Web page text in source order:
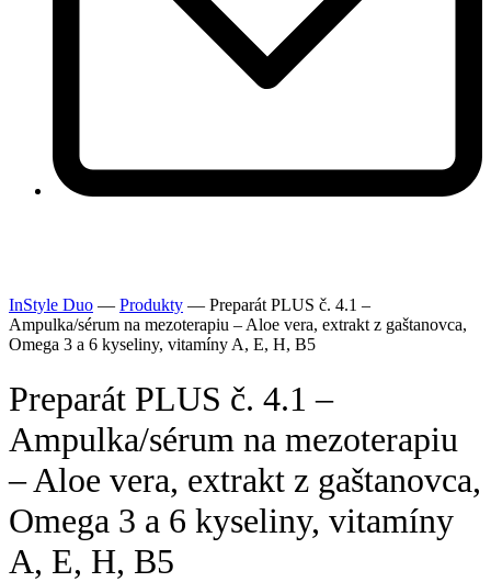
InStyle Duo — Produkty — Preparát PLUS č. 4.1 –
Ampulka/sérum na mezoterapiu – Aloe vera, extrakt z gaštanovca,
Omega 3 a 6 kyseliny, vitamíny A, E, H, B5
Preparát PLUS č. 4.1 –
Ampulka/sérum na mezoterapiu
– Aloe vera, extrakt z gaštanovca,
Omega 3 a 6 kyseliny, vitamíny
A, E, H, B5